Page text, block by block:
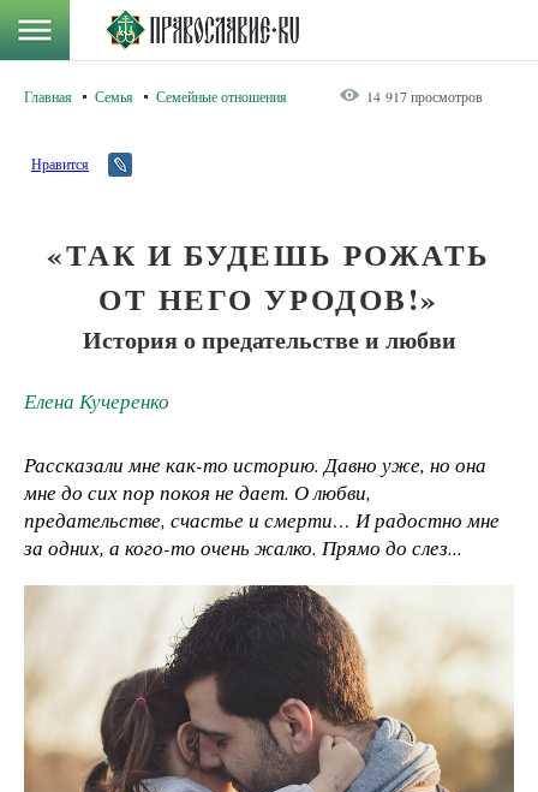
Главная Семья Семейные отношения 14 917 просмотров
Нравится
«ТАК И БУДЕШЬ РОЖАТЬ
ОТ НЕГО УРОДОВ!»
История о предательстве и любви
Елена Кучеренко
Рассказали мне как-то историю. Давно уже, но она
мне до сих пор покоя не дает. О любви,
предательстве, счастье и смерти… И радостно мне
за одних, а кого-то очень жалко. Прямо до слез...